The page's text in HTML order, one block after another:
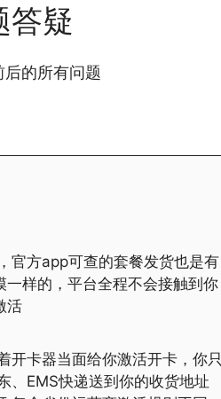
答疑
的所有问题
官方app可查的套餐发货也是有
样的，平台全程不会接触到你
活
开卡器当面给你激活开卡，你只
、EMS快递送到你的收货地址